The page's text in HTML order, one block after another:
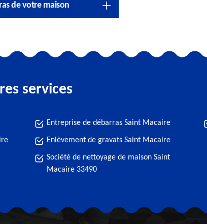
de votre maison
services
Entreprise de débarras Saint Macaire
Enlèvement de gravats Saint Macaire
Société de nettoyage de maison Saint
Macaire 33490